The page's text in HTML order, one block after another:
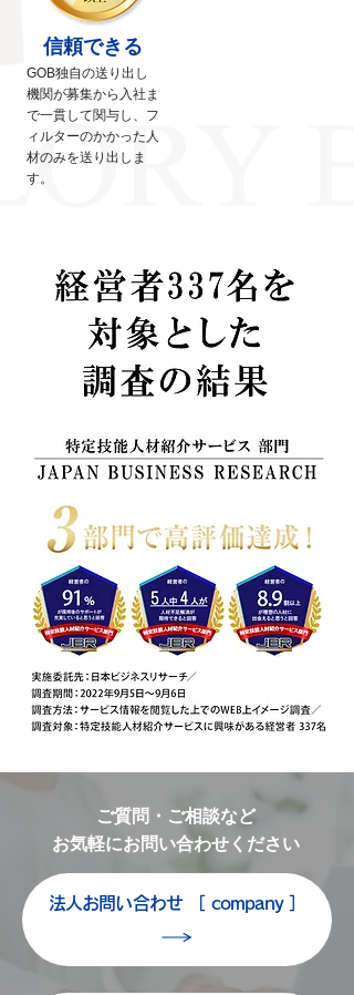
信頼できる
GOB独自の送り出し
機関が募集から入社ま
で一貫して関与し、フ
ィルターのかかった人
材のみを送り出しま
す。
ご質問・ご相談など
お気軽にお問い合わせください
法人お問い合わせ ［ company ］